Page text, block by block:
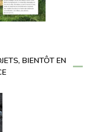
BIENTÔT EN